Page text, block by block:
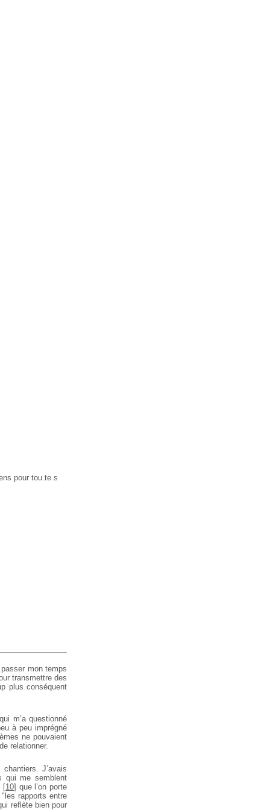
pour tou.te.s
mon temps
transmettre des
plus conséquent
m’a questionné
à peu imprégné
ne pouvaient
relationner.
J’avais
qui me semblent
[10] que l’on porte
rapports entre
reflète bien pour